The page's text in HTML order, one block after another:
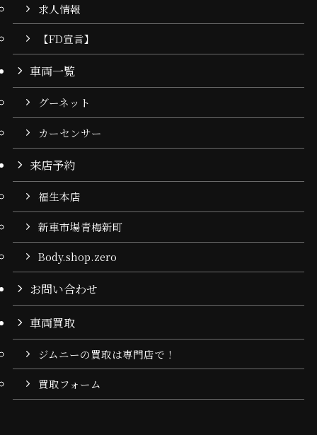
求人情報
【FD宣言】
車両一覧
グーネット
カーセンサー
来店予約
福生本店
新車市場青梅新町
Body.shop.zero
お問い合わせ
車両買取
ジムニーの買取は専門店で！
買取フォーム